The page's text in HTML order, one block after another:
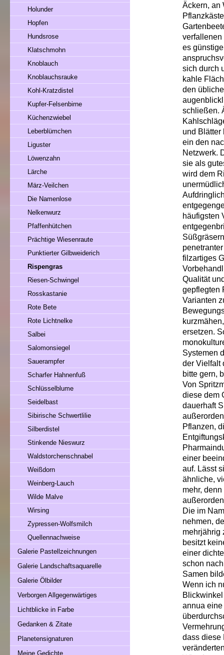
Äckern, an
verfallenen
es
sich durch
kahle
den
schließen.
und Blätter
ein den
Netzwerk.
sie als
wird dem
häufigsten
filzartiges
Qualität
gepflegten
Varianten
ersetzen.
Systemen
der Vielfalt
bitte gern,
Von
diese dem
dauerhaft
Pflanzen,
einer
auf. Lässt
ähnliche,
mehr,
Die im
nehmen,
mehrjährig
besitzt
einer
schon
Samen
Wenn ich
annua
dass diese
Holunder
Hopfen
Hundsrose
Klatschmohn
Knoblauch
Knoblauchsrauke
Kohl-Kratzdistel
Kupfer-Felsenbirne
Küchenzwiebel
Leberblümchen
Liguster
Löwenzahn
Lärche
März-Veilchen
Die Namenlose
Nelkenwurz
Pfaffenhütchen
Prächtige Wiesenraute
Punktierter Gilbweiderich
Rispengras
Riesen-Schwingel
Rosskastanie
Rote Bete
Rote Lichtnelke
Salbei
Salomonsiegel
Sauerampfer
Scharfer Hahnenfuß
Schlüsselblume
Seidelbast
Sibirische Schwertlilie
Silberdistel
Stinkende Nieswurz
Waldstorchenschnabel
Weißdorn
Weinberg-Lauch
Wilde Malve
Wirsing
Zypressen-Wolfsmilch
Quellennachweise
Galerie Pastellzeichnungen
Galerie Landschaftsaquarelle
Galerie Ölbilder
Verborgen Allgegenwärtiges
Lichtblicke in Farbe
Gedanken & Zitate
Planetensignaturen
Meine Gedichte